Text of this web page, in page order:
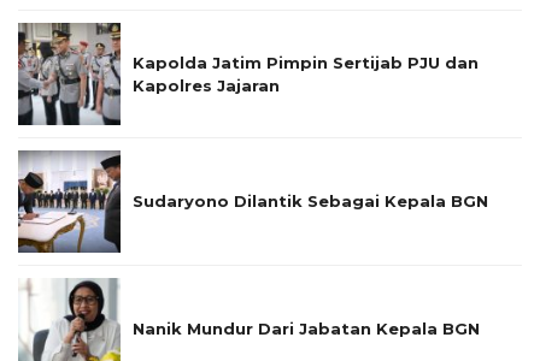
Kapolda Jatim Pimpin Sertijab PJU dan
Kapolres Jajaran
Sudaryono Dilantik Sebagai Kepala BGN
Nanik Mundur Dari Jabatan Kepala BGN